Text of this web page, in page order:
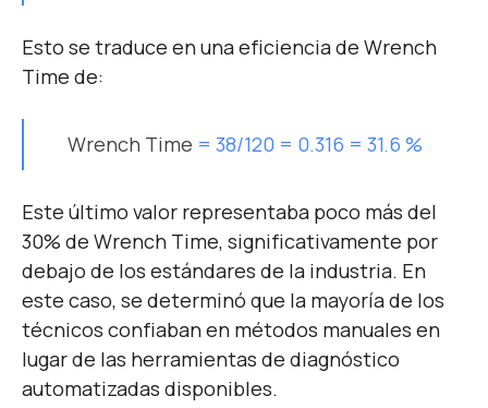
Esto se traduce en una eficiencia de Wrench
Time de:
Wrench Time = 38/120 = 0.316 = 31.6 %
Este último valor representaba poco más del
30% de Wrench Time, significativamente por
debajo de los estándares de la industria. En
este caso, se determinó que la mayoría de los
técnicos confiaban en métodos manuales en
lugar de las herramientas de diagnóstico
automatizadas disponibles.